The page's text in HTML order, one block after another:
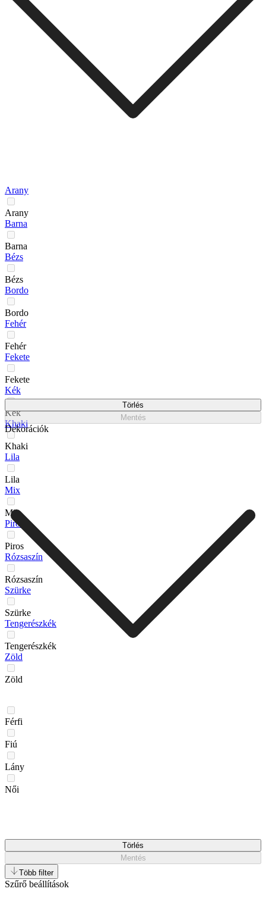
Arany
Arany
Barna
Barna
Bézs
Bézs
Bordo
Bordo
Fehér
Fehér
Fekete
Fekete
Kék
Kék
Khaki
Khaki
Lila
Lila
Mix
Mix
Piros
Piros
Rózsaszín
Rózsaszín
Szürke
Szürke
Tengerészkék
Tengerészkék
Zöld
Zöld
Törlés
Mentés
Dekorációk
Férfi
Fiú
Lány
Női
Törlés
Mentés
Több filter
Szűrő beállítások